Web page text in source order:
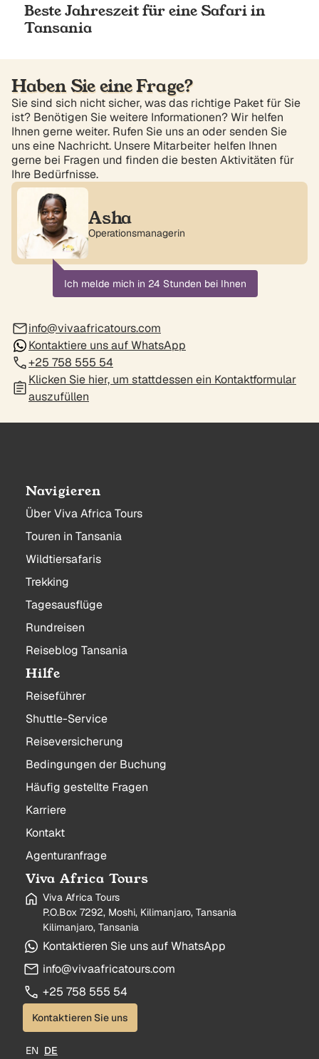
Beste Jahreszeit für eine Safari in
Tansania
Haben Sie eine Frage?
Sie sind sich nicht sicher, was das richtige Paket für Sie
ist? Benötigen Sie weitere Informationen? Wir helfen
Ihnen gerne weiter. Rufen Sie uns an oder senden Sie
uns eine Nachricht. Unsere Mitarbeiter helfen Ihnen
gerne bei Fragen und finden die besten Aktivitäten für
Ihre Bedürfnisse.
Asha
Operationsmanagerin
Ich melde mich in 24 Stunden bei Ihnen
info@vivaafricatours.com
Kontaktiere uns auf WhatsApp
+25 758 555 54
Klicken Sie hier, um stattdessen ein Kontaktformular
auszufüllen
Navigieren
Über Viva Africa Tours
Touren in Tansania
Wildtiersafaris
Trekking
Tagesausflüge
Rundreisen
Reiseblog Tansania
Hilfe
Reiseführer
Shuttle-Service
Reiseversicherung
Bedingungen der Buchung
Häufig gestellte Fragen
Karriere
Kontakt
Agenturanfrage
Viva Africa Tours
Viva Africa Tours
P.O.Box 7292, Moshi, Kilimanjaro, Tansania
Kilimanjaro, Tansania
Kontaktieren Sie uns auf WhatsApp
info@vivaafricatours.com
+25 758 555 54
Kontaktieren Sie uns
EN DE